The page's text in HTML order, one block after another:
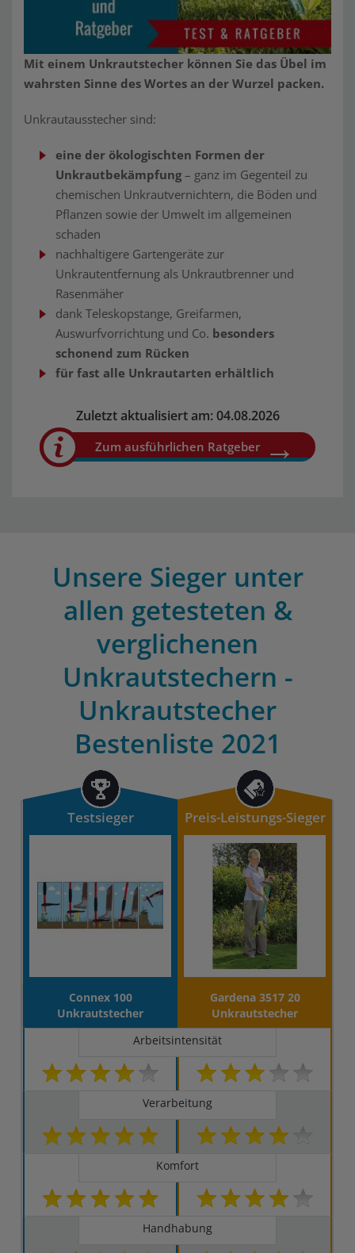
Mit einem Unkrautstecher können Sie das Übel im
wahrsten Sinne des Wortes an der Wurzel packen.
Unkrautausstecher sind:
eine der ökologischten Formen der
Unkrautbekämpfung – ganz im Gegenteil zu
chemischen Unkrautvernichtern, die Böden und
Pflanzen sowie der Umwelt im allgemeinen
schaden
nachhaltigere Gartengeräte zur
Unkrautentfernung als Unkrautbrenner und
Rasenmäher
dank Teleskopstange, Greifarmen,
Auswurfvorrichtung und Co. besonders
schonend zum Rücken
für fast alle Unkrautarten erhältlich
Zuletzt aktualisiert am: 04.08.2026
Zum ausführlichen Ratgeber
Unsere Sieger unter
allen getesteten &
verglichenen
Unkrautstechern -
Unkrautstecher
Bestenliste 2021
Testsieger Preis-Leistungs-Sieger
Connex 100
Unkrautstecher
Gardena 3517 20
Unkrautstecher
Arbeitsintensität
Verarbeitung
Komfort
Handhabung